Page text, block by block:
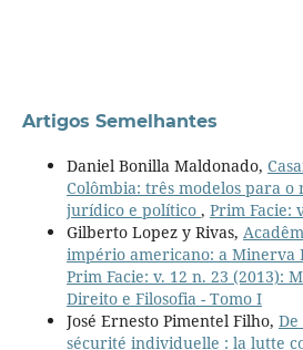
Artigos Semelhantes
Daniel Bonilla Maldonado,
Colômbia: três modelos para o
jurídico e político , Prim Facie:
Gilberto Lopez y Rivas,
império americano: a Minerva
Prim Facie: v. 12 n. 23 (2013):
Direito e Filosofia - Tomo I
José Ernesto Pimentel Filho,
sécurité individuelle : la lutte